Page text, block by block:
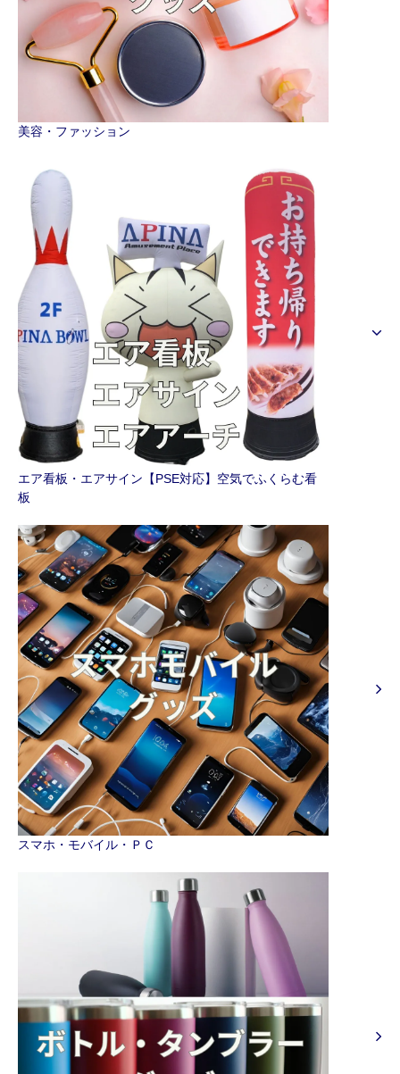
美容・ファッション
エア看板・エアサイン【PSE対応】空気でふくらむ看
板
スマホ・モバイル・ＰＣ